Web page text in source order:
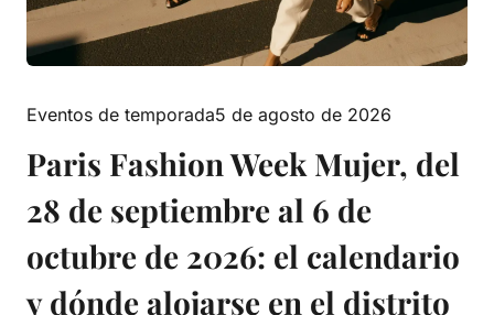
Eventos de temporada5 de agosto de 2026
Paris Fashion Week Mujer, del
28 de septiembre al 6 de
octubre de 2026: el calendario
y dónde alojarse en el distrito